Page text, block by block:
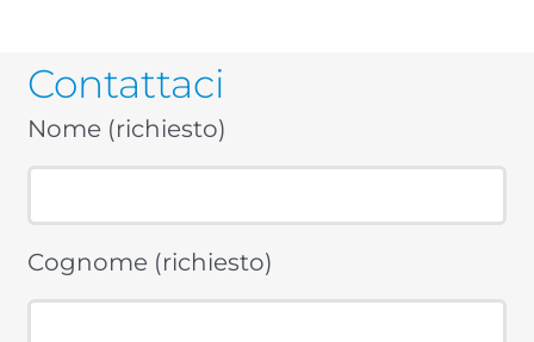
Contattaci
Nome (richiesto)
Cognome (richiesto)